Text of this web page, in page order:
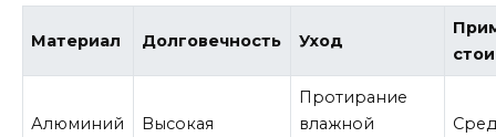
Материал Долговечность Уход
Алюминий Высокая
Протирание
влажной